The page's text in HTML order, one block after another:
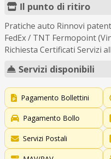
Il punto di ritiro
Pratiche auto Rinnovi
FedEx / TNT Fermopoint
Richiesta Certificati Servizi
Servizi disponibili
Pagamento Bollettini
Pagamento Bollo
Servizi Postali